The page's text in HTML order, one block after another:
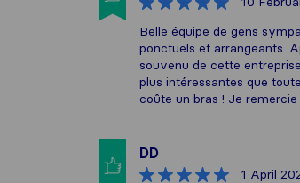
Belle équipe de gens
ponctuels et arrangeants.
souvenu de cette
plus intéressantes que
coûte un bras ! Je
DD
1 April